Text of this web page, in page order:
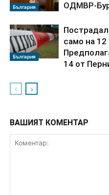
България
ОДМВР-
България
само на 12
14 от
ВАШИЯТ КОМЕНТАР